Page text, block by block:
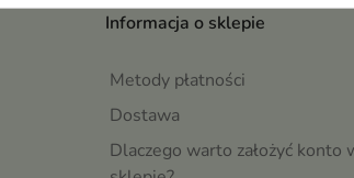
Informacja o sklepie
Metody płatności
Dostawa
Dlaczego warto założyć konto